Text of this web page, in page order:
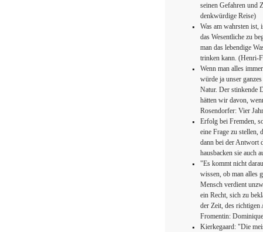
seinen Gefahren und
denkwürdige Reise)
Was am wahrsten ist,
das Wesentliche zu
man das lebendige
trinken kann. (Henri-
Wenn man alles
würde ja unser
Natur. Der stinkende
hätten wir davon,
Rosendorfer: Vier
Erfolg bei Fremden,
eine Frage zu stellen,
dann bei der Antwort
hausbacken sie auch
"Es kommt nicht
wissen, ob man alles
Mensch verdient
ein Recht, sich zu
der Zeit, des
Fromentin:
Kierkegaard: "Die